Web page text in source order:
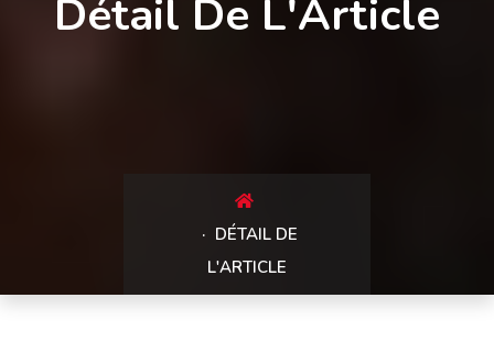
Détail De L'Article
DÉTAIL DE
L'ARTICLE